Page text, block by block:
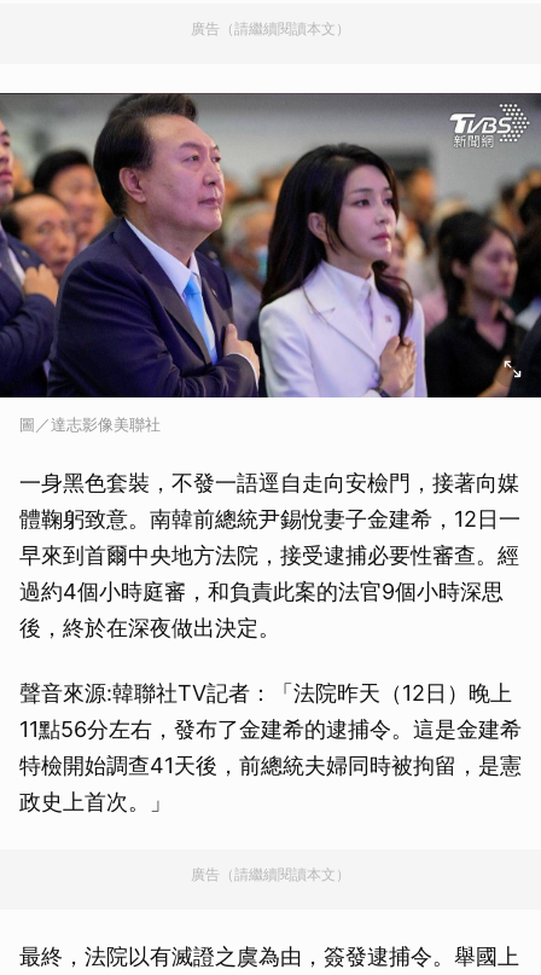
廣告（請繼續閱讀本文）
圖／達志影像美聯社
一身黑色套裝，不發一語逕自走向安檢門，接著向媒
體鞠躬致意。南韓前總統尹錫悅妻子金建希，12日一
早來到首爾中央地方法院，接受逮捕必要性審查。經
過約4個小時庭審，和負責此案的法官9個小時深思
後，終於在深夜做出決定。
聲音來源:韓聯社TV記者：「法院昨天（12日）晚上
11點56分左右，發布了金建希的逮捕令。這是金建希
特檢開始調查41天後，前總統夫婦同時被拘留，是憲
政史上首次。」
廣告（請繼續閱讀本文）
最終，法院以有滅證之虞為由，簽發逮捕令。舉國上